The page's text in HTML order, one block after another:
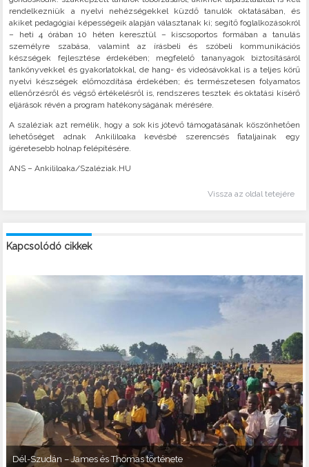
rendelkezniük a nyelvi nehézségekkel küzdő tanulók oktatásában, és
akiket pedagógiai képességeik alapján választanak ki; segítő foglalkozásokról
– heti 4 órában 10 héten keresztül – kiscsoportos formában a tanulás
személyre szabása, valamint az írásbeli és szóbeli kommunikációs
készségek fejlesztése érdekében; megfelelő tananyagok biztosításáról
tankönyvekkel és gyakorlatokkal, de hang- és videósávokkal is a teljes körű
nyelvi készségek előmozdítása érdekében; és természetesen folyamatos
ellenőrzésről és végső értékelésről is, rendszeres tesztek és oktatási kísérő
eljárások révén a program hatékonyságának mérésére.
A szaléziak azt remélik, hogy a sok kis jótevő támogatásának köszönhetően
lehetőséget adnak Ankililoaka kevésbé szerencsés fiataljainak egy
ígéretesebb holnap felépítésére.
ANS – Ankililoaka/Szaléziak.HU
Vissza az oldal tetejére
Kapcsolódó cikkek
Dél-Szudán – James és Thomas története